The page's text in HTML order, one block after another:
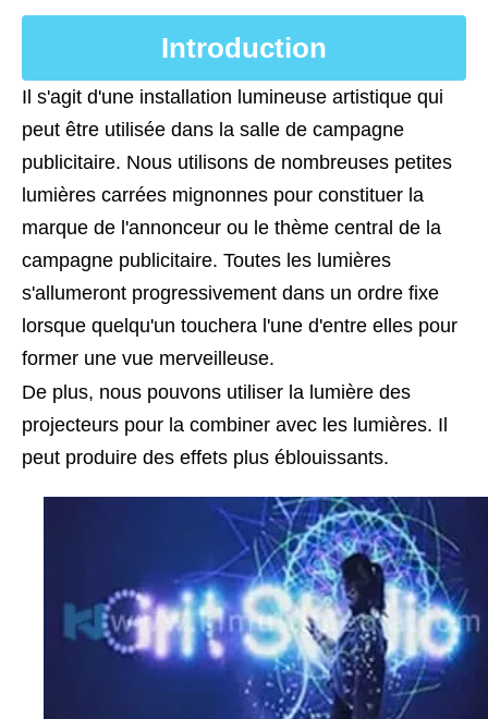
Introduction
Il s'agit d'une installation lumineuse artistique qui
peut être utilisée dans la salle de campagne
publicitaire. Nous utilisons de nombreuses petites
lumières carrées mignonnes pour constituer la
marque de l'annonceur ou le thème central de la
campagne publicitaire. Toutes les lumières
s'allumeront progressivement dans un ordre fixe
lorsque quelqu'un touchera l'une d'entre elles pour
former une vue merveilleuse.
De plus, nous pouvons utiliser la lumière des
projecteurs pour la combiner avec les lumières. Il
peut produire des effets plus éblouissants.